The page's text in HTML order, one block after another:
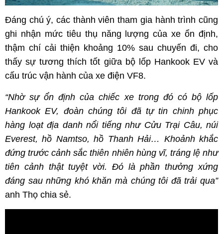
Đáng chú ý, các thành viên tham gia hành trình cũng
ghi nhận mức tiêu thụ năng lượng của xe ổn định,
thậm chí cải thiện khoảng 10% sau chuyến đi, cho
thấy sự tương thích tốt giữa bộ lốp Hankook EV và
cấu trúc vận hành của xe điện VF8.
“Nhờ sự ổn định của chiếc xe trong đó có bộ lốp
Hankook EV, đoàn chúng tôi đã tự tin chinh phục
hàng loạt địa danh nổi tiếng như Cửu Trại Câu, núi
Everest, hồ Namtso, hồ Thanh Hải… Khoảnh khắc
đứng trước cảnh sắc thiên nhiên hùng vĩ, tráng lệ như
tiên cảnh thật tuyệt vời. Đó là phần thưởng xứng
đáng sau những khó khăn mà chúng tôi đã trải qua”
anh Thọ chia sẻ.